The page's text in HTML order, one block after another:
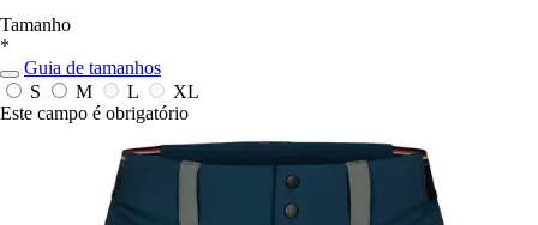
Tamanho
*
Guia de tamanhos
S
M L
XL
Este campo é obrigatório